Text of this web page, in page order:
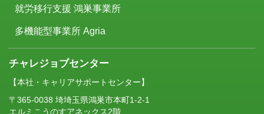
就労移行支援 鴻巣事業所
多機能型事業所 Agria
チャレジョブセンター
【本社・キャリアサポートセンター】
〒365-0038 埼埼玉県鴻巣市本町1-2-1
エルミこうのすアネックス2階